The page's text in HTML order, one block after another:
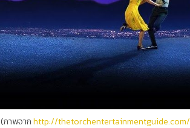
(ภาพจากhttp://thetorchentertainmentguide.com/